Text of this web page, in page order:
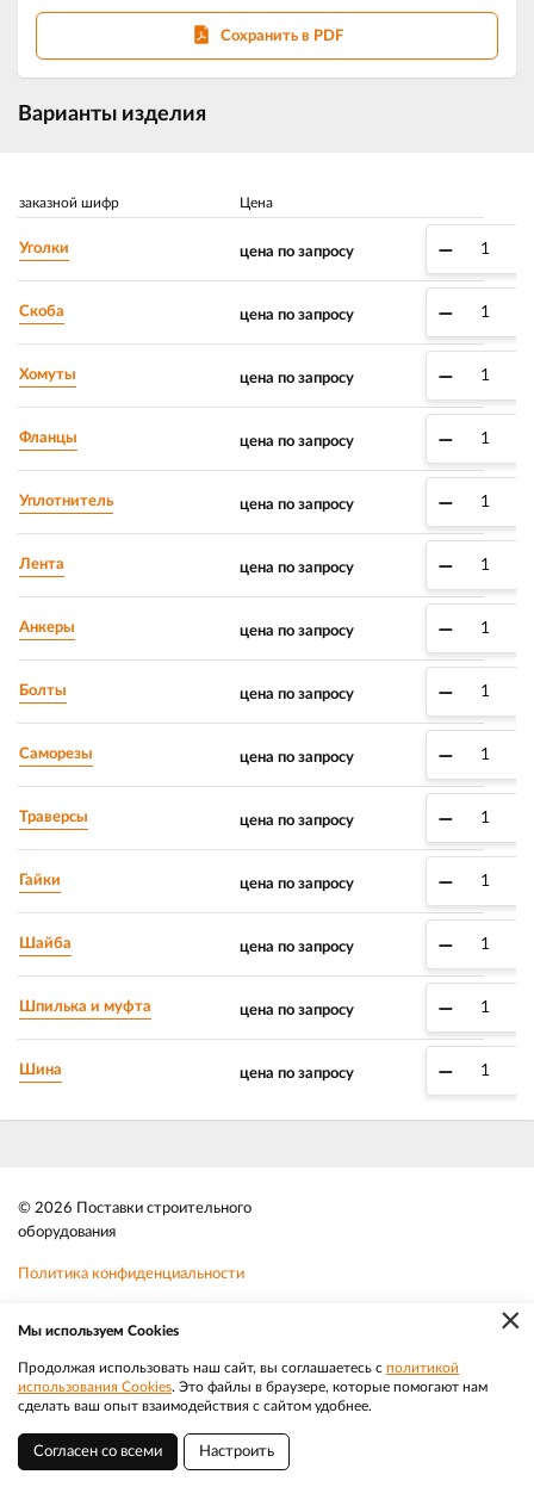
Сохранить в PDF
Варианты изделия
заказной шифр Цена
Уголки цена по запросу –
Скоба цена по запросу –
Хомуты цена по запросу –
Фланцы цена по запросу –
Уплотнитель цена по запросу –
Лента цена по запросу –
Анкеры цена по запросу –
Болты цена по запросу –
Саморезы цена по запросу –
Траверсы цена по запросу –
Гайки цена по запросу –
Шайба цена по запросу –
Шпилька и муфта цена по запросу –
Шина цена по запросу –
© 2026 Поставки строительного
оборудования
Политика конфиденциальности
Телефон:8 (383) 202 1436
Электронная почта:sale@efacade.ru Разработка|Веб-аналитика
×
Мы используем Cookies
Продолжая использовать наш сайт, вы соглашаетесь с политикой
использования Cookies. Это файлы в браузере, которые помогают нам
сделать ваш опыт взаимодействия с сайтом удобнее.
Согласен со всеми Настроить